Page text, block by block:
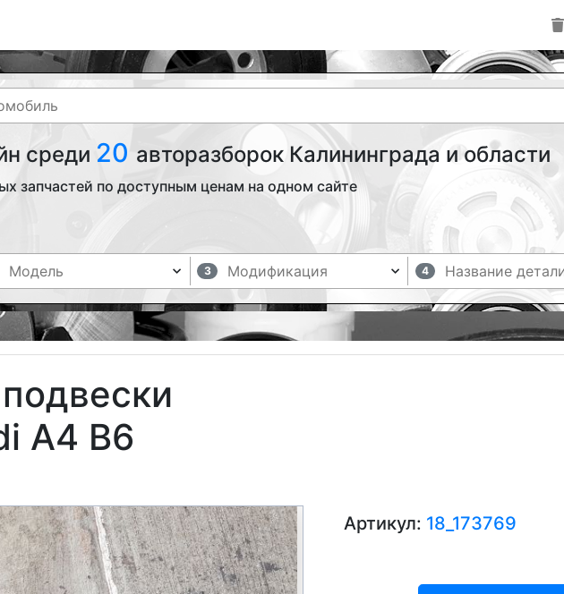
среди 20 авторазборок Калининграда и области
запчастей по доступным ценам на одном сайте
3 4
A4 B6
Артикул: 18_173769